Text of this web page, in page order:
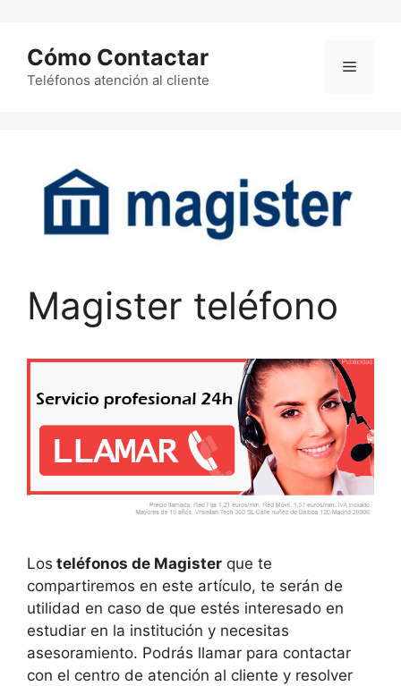
contenido
Cómo Contactar
Teléfonos atención al cliente
Menú
Magister teléfono
Los teléfonos de Magister que te
compartiremos en este artículo, te serán de
utilidad en caso de que estés interesado en
estudiar en la institución y necesitas
asesoramiento. Podrás llamar para contactar
con el centro de atención al cliente y resolver